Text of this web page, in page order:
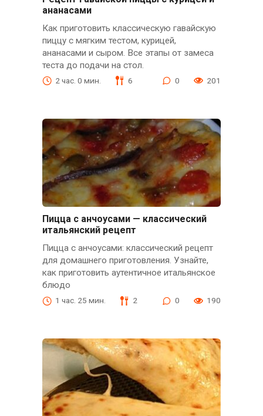
ананасами
Как приготовить классическую гавайскую
пиццу с мягким тестом, курицей,
ананасами и сыром. Все этапы от замеса
теста до подачи на стол.
2 час. 0 мин. 6 0 201
Пицца с анчоусами — классический
итальянский рецепт
Пицца с анчоусами: классический рецепт
для домашнего приготовления. Узнайте,
как приготовить аутентичное итальянское
блюдо
1 час. 25 мин. 2 0 190